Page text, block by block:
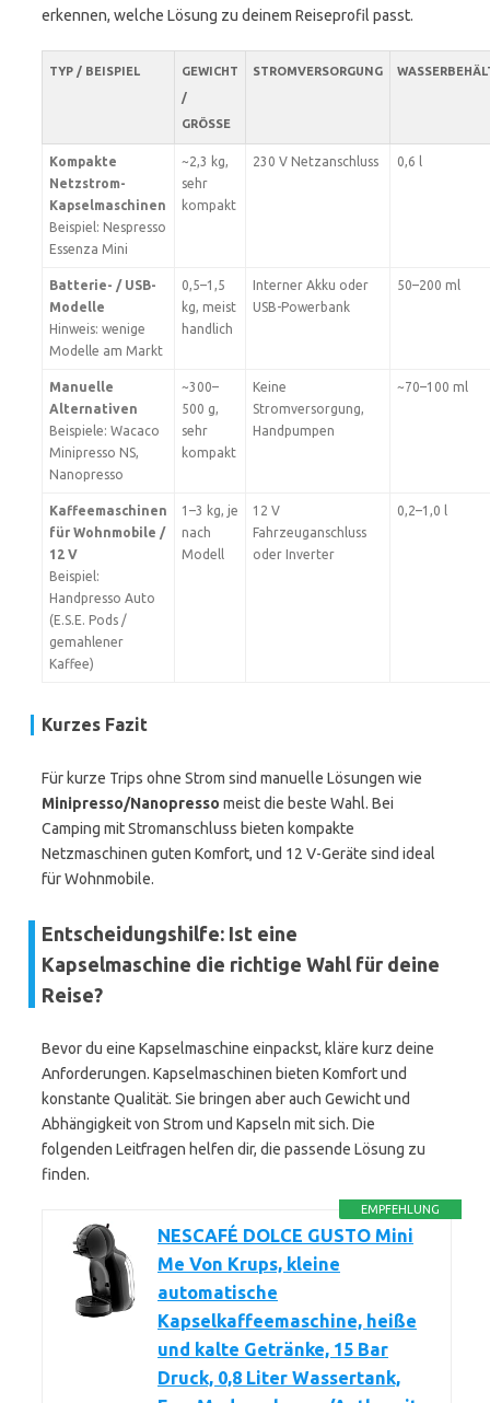
erkennen, welche Lösung zu deinem Reiseprofil passt.
TYP / BEISPIEL
GEWICHT
/
GRÖSSE
STROMVERSORGUNG
Kompakte
Netzstrom-
Kapselmaschinen
Beispiel: Nespresso
Essenza Mini
~2,3 kg,
sehr
kompakt
230 V Netzanschluss 0,6 l
Batterie- / USB-
Modelle
Hinweis: wenige
Modelle am Markt
0,5–1,5
kg, meist
handlich
Interner Akku oder
USB-Powerbank
50–200 ml
Manuelle
Alternativen
Beispiele: Wacaco
Minipresso NS,
Nanopresso
~300–
500 g,
sehr
kompakt
Keine
Stromversorgung,
Handpumpen
~70–100 ml
Kaffeemaschinen
für Wohnmobile /
12 V
Beispiel:
Handpresso Auto
(E.S.E. Pods /
gemahlener
Kaffee)
1–3 kg, je
nach
Modell
12 V
Fahrzeuganschluss
oder Inverter
0,2–1,0 l
Kurzes Fazit
Für kurze Trips ohne Strom sind manuelle Lösungen wie
Minipresso/Nanopresso meist die beste Wahl. Bei
Camping mit Stromanschluss bieten kompakte
Netzmaschinen guten Komfort, und 12 V-Geräte sind ideal
für Wohnmobile.
Entscheidungshilfe: Ist eine
Kapselmaschine die richtige Wahl für deine
Reise?
Bevor du eine Kapselmaschine einpackst, kläre kurz deine
Anforderungen. Kapselmaschinen bieten Komfort und
konstante Qualität. Sie bringen aber auch Gewicht und
Abhängigkeit von Strom und Kapseln mit sich. Die
folgenden Leitfragen helfen dir, die passende Lösung zu
finden.
EMPFEHLUNG
NESCAFÉ DOLCE GUSTO Mini
Me Von Krups, kleine
automatische
Kapselkaffeemaschine, heiße
und kalte Getränke, 15 Bar
Druck, 0,8 Liter Wassertank,